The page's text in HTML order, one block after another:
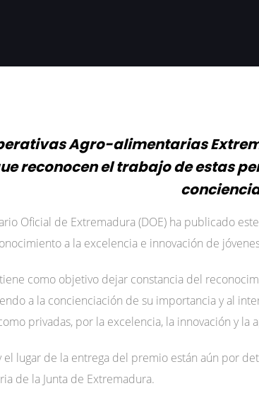
Agro-alimentarias
reconocen el trabajo de estas
Oficial de Extremadura (DOE) ha publicado
a la excelencia e innovación de
como objetivo dejar constancia del
a la concienciación de su importancia y al
privadas, por la excelencia, la innovación y
el lugar de la entrega del premio están aún por
de la Junta de Extremadura.